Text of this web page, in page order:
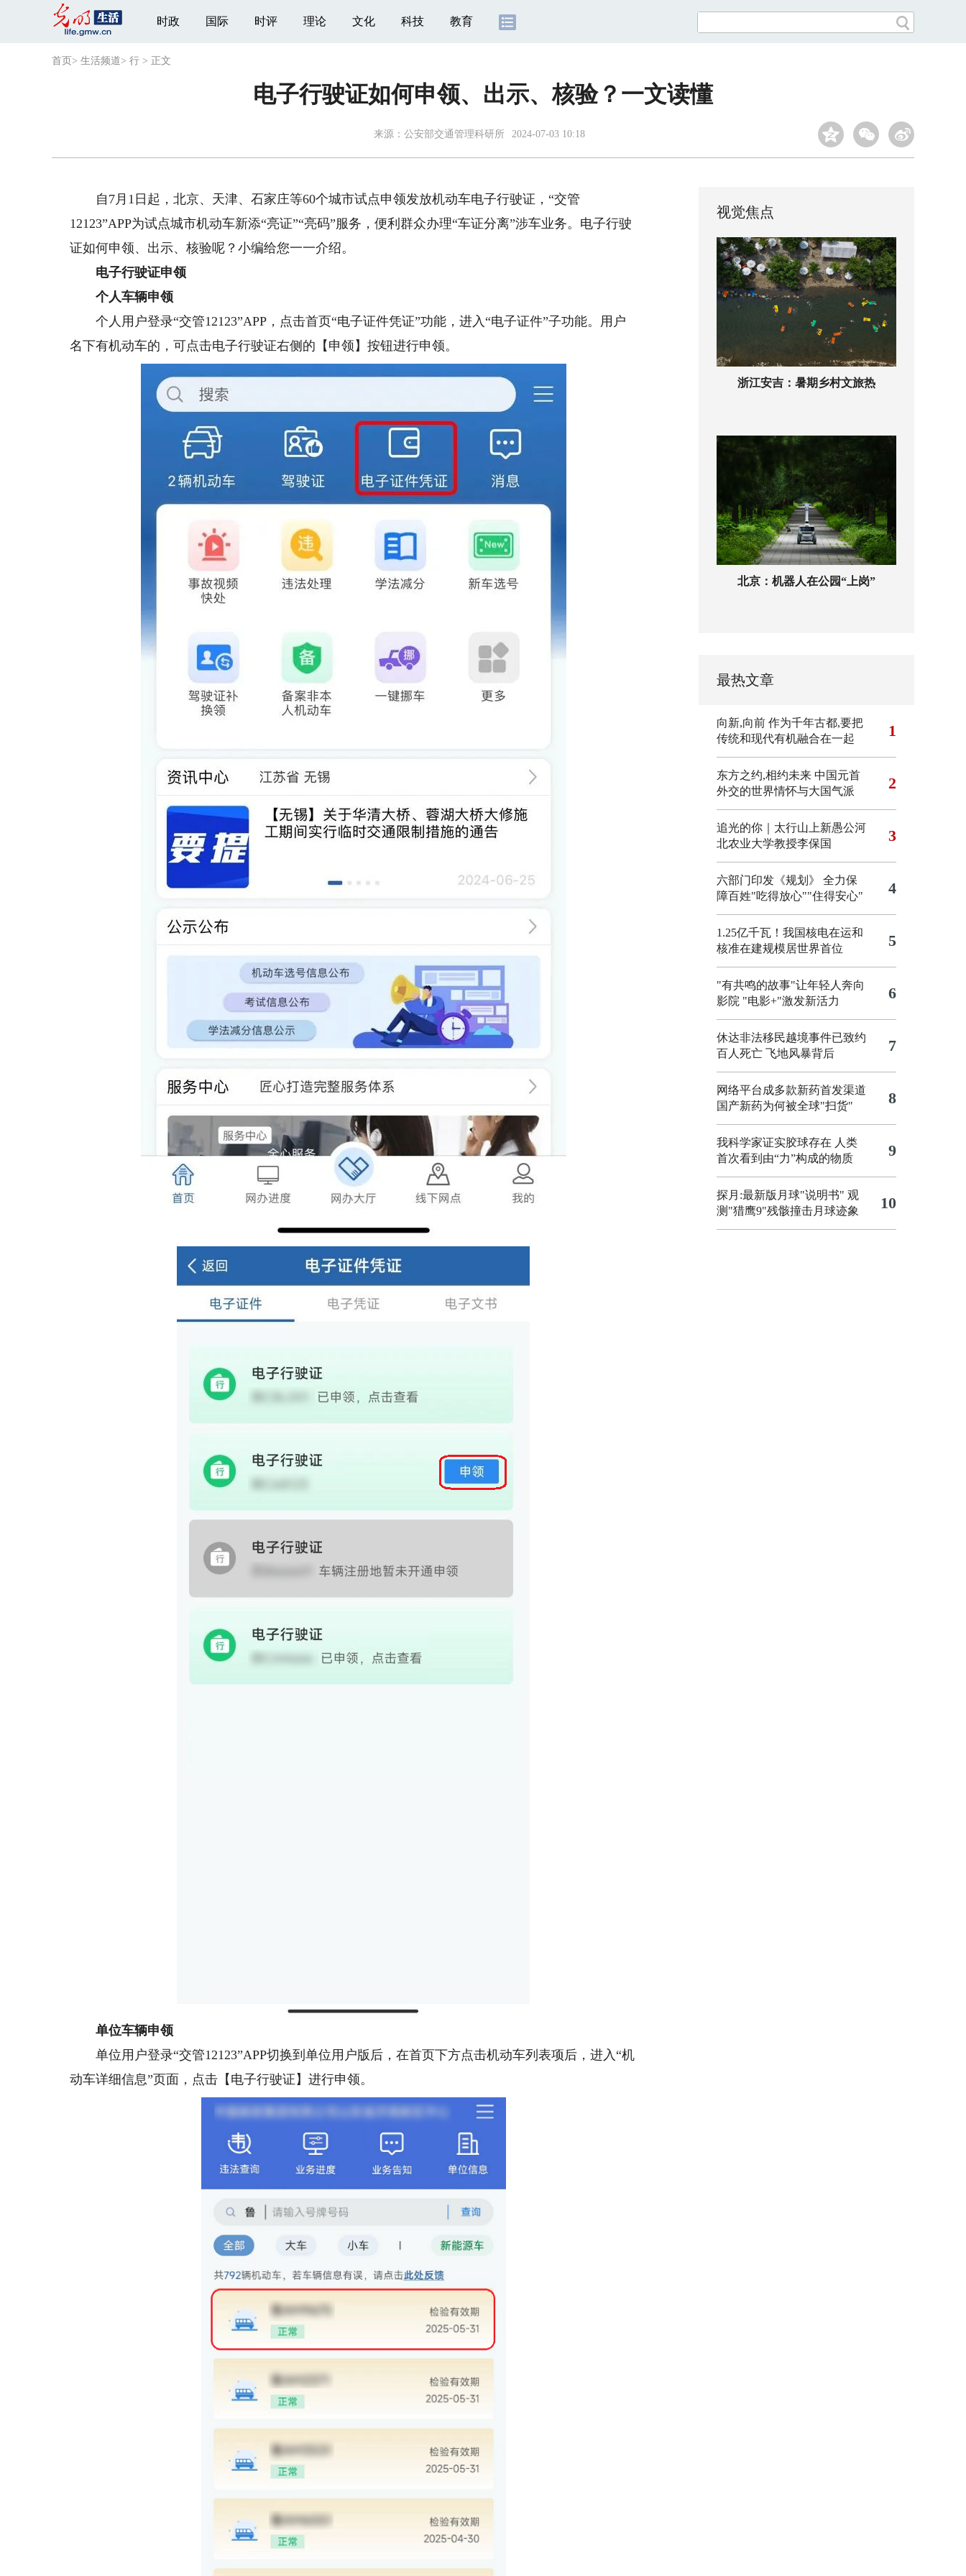
时政 国际 时评 理论 文化 科技 教育
首页 > 生活频道> 行 > 正文
电子行驶证如何申领、出示、核验？一文读懂
来源： 公安部交通管理科研所 2024-07-03 10:18
自7月1日起，北京、天津、石家庄等60个城市试点申领发放机动车电子行驶证，“交管
12123”APP为试点城市机动车新添“亮证”“亮码”服务，便利群众办理“车证分离”涉车业务。电子行驶
证如何申领、出示、核验呢？小编给您一一介绍。
电子行驶证申领
个人车辆申领
个人用户登录“交管12123”APP，点击首页“电子证件凭证”功能，进入“电子证件”子功能。用户
名下有机动车的，可点击电子行驶证右侧的【申领】按钮进行申领。
单位车辆申领
单位用户登录“交管12123”APP切换到单位用户版后，在首页下方点击机动车列表项后，进入“机
动车详细信息”页面，点击【电子行驶证】进行申领。
视觉焦点
浙江安吉：暑期乡村文旅热
北京：机器人在公园“上岗”
最热文章
向新,向前 作为千年古都,要把
传统和现代有机融合在一起
1
东方之约,相约未来 中国元首
外交的世界情怀与大国气派
2
追光的你｜太行山上新愚公河
北农业大学教授李保国
3
六部门印发《规划》 全力保
障百姓"吃得放心""住得安心"
4
1.25亿千瓦！我国核电在运和
核准在建规模居世界首位
5
"有共鸣的故事"让年轻人奔向
影院 "电影+"激发新活力 6
休达非法移民越境事件已致约
百人死亡 飞地风暴背后 7
网络平台成多款新药首发渠道
国产新药为何被全球"扫货"
8
我科学家证实胶球存在 人类
首次看到由“力”构成的物质
9
探月:最新版月球"说明书" 观
测"猎鹰9"残骸撞击月球迹象
10